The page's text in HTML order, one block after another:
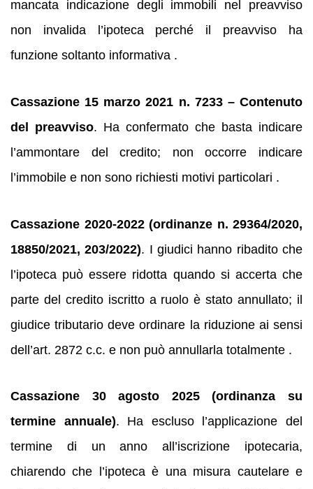
mancata indicazione degli immobili nel preavviso
non invalida l’ipoteca perché il preavviso ha
funzione soltanto informativa .
Cassazione 15 marzo 2021 n. 7233 – Contenuto
del preavviso. Ha confermato che basta indicare
l’ammontare del credito; non occorre indicare
l’immobile e non sono richiesti motivi particolari .
Cassazione 2020‑2022 (ordinanze n. 29364/2020,
18850/2021, 203/2022). I giudici hanno ribadito che
l’ipoteca può essere ridotta quando si accerta che
parte del credito iscritto a ruolo è stato annullato; il
giudice tributario deve ordinare la riduzione ai sensi
dell’art. 2872 c.c. e non può annullarla totalmente .
Cassazione 30 agosto 2025 (ordinanza su
termine annuale). Ha escluso l’applicazione del
termine di un anno all’iscrizione ipotecaria,
chiarendo che l’ipoteca è una misura cautelare e